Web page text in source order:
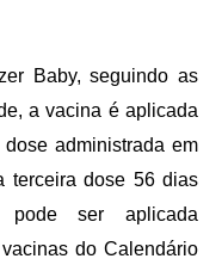
Baby, seguindo as
a vacina é aplicada
administrada em
terceira dose 56 dias
ser aplicada
do Calendário